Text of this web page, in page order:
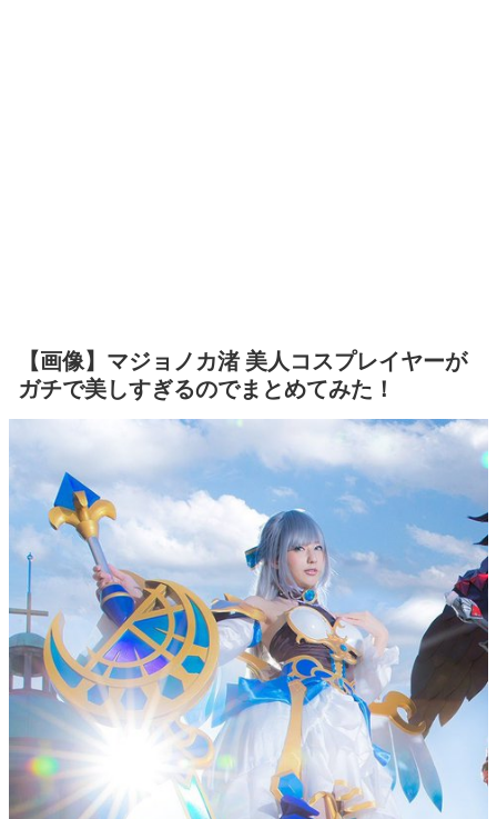
【画像】マジョノカ渚 美人コスプレイヤーが
ガチで美しすぎるのでまとめてみた！